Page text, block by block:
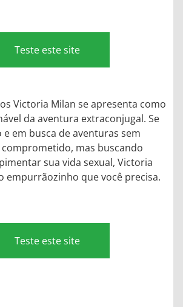
Teste este site
Victoria Milan se apresenta como
da aventura extraconjugal. Se
em busca de aventuras sem
mas buscando
sua vida sexual, Victoria
empurrãozinho que você precisa.
Teste este site